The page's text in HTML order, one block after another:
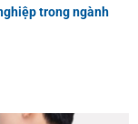
trong ngành